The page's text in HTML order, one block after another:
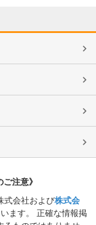
注意》
式会社および株式会
ます。 正確な情報掲